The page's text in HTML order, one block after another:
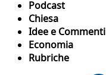
Podcast
Chiesa
Idee e Commenti
Economia
Rubriche